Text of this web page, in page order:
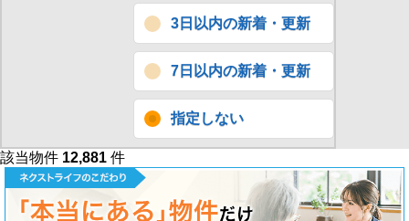
3日以内の新着・更新
7日以内の新着・更新
指定しない
該当物件 12,881 件